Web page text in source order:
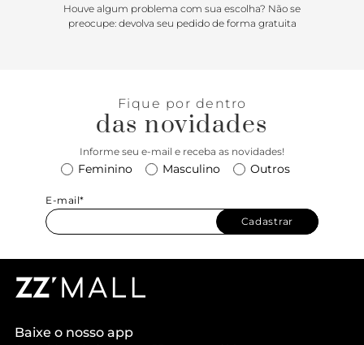
Houve algum problema com sua escolha? Não se
preocupe: devolva seu pedido de forma gratuita
Fique por dentro
das novidades
Informe seu e-mail e receba as novidades!
Feminino Masculino Outros
E-mail*
Cadastrar
Baixe o nosso app